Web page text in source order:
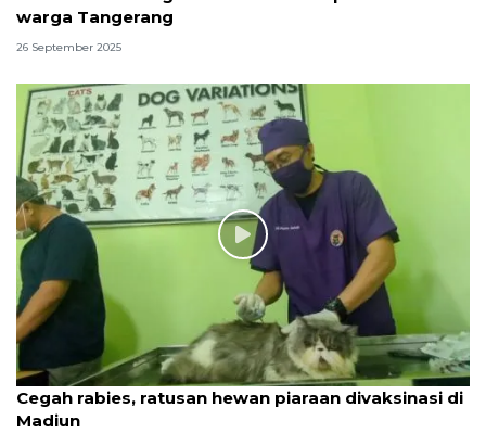
warga Tangerang
26 September 2025
Cegah rabies, ratusan hewan piaraan divaksinasi di
Madiun